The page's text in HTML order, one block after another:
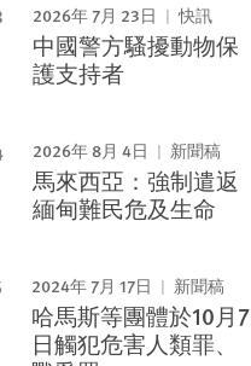
2026年 7月 23日 快訊
中國警方騷擾動物保
護支持者
2026年 8月 4日 新聞稿
馬來西亞：強制遣返
緬甸難民危及生命
2024年 7月 17日 新聞稿
哈馬斯等團體於10月7
日觸犯危害人類罪、